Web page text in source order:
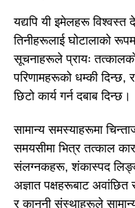
यद्यपि यी इमेलहरू
तिनीहरूलाई घोटालाको
सूचनाहरूले प्रायः
परिणामहरूको धम्की दिन्छ,
छिटो कार्य गर्न दबाब दिन्छ।
सामान्य समस्याहरूमा
समयसीमा भित्र तत्काल
संलग्नकहरू, शंकास्पद
अज्ञात पक्षहरूबाट
र कानुनी संस्थाहरूले